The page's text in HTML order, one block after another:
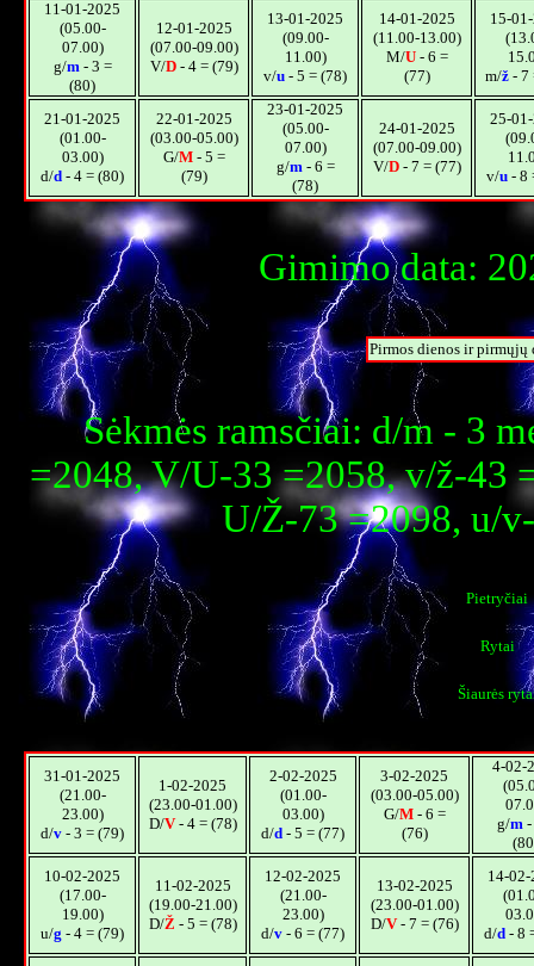
11-01-2025
(05.00-
07.00)
g/m- 3 =
(80)
12-01-2025
(07.00-09.00)
V/D- 4 = (79)
13-01-2025
(09.00-
11.00)
v/u - 5 = (78)
14-01-2025
(11.00-13.00)
M/U- 6 =
(77)
15-
m/ž - 7
21-01-2025
(01.00-
03.00)
d/d - 4 = (80)
22-01-2025
(03.00-05.00)
G/M- 5 =
(79)
23-01-2025
(05.00-
07.00)
g/m- 6 =
(78)
24-01-2025
(07.00-09.00)
V/D- 7 = (77)
25-
v/u - 8
Gimimo data:
Pirmos dienos ir
Sėkmės ramsčiai: d/m - 3
=2048, V/U-33 =2058, v/ž-43
U/Ž-73 =2098, u/
Pietryčiai
Rytai
Šiaurės
31-01-2025
(21.00-
23.00)
d/v - 3 = (79)
1-02-2025
(23.00-01.00)
D/V- 4 = (78)
2-02-2025
(01.00-
03.00)
d/d - 5 = (77)
3-02-2025
(03.00-05.00)
G/M- 6 =
(76)
4-02-
g/m-
10-02-2025
(17.00-
19.00)
u/g - 4 = (79)
11-02-2025
(19.00-21.00)
D/Ž - 5 = (78)
12-02-2025
(21.00-
23.00)
d/v - 6 = (77)
13-02-2025
(23.00-01.00)
D/V- 7 = (76)
14-
d/d - 8